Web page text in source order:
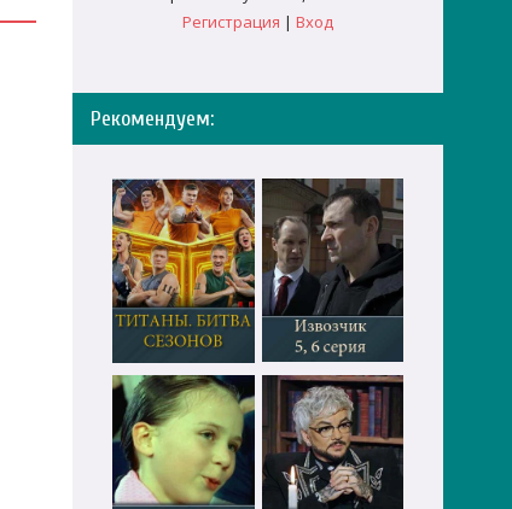
Регистрация | Вход
Рекомендуем: